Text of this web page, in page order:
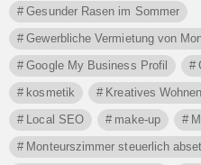
Gesunder Rasen im Sommer
Gewerbliche Vermietung von
Google My Business Profil
kosmetik
Kreatives Wohnen
Local SEO
make-up
Monteurszimmer steuerlich